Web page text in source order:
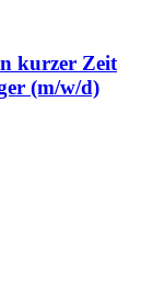
kurzer Zeit
(m/w/d)